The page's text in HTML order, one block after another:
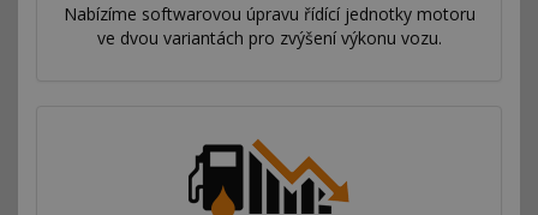
Nabízíme softwarovou úpravu řídící jednotky motoru
ve dvou variantách pro zvýšení výkonu vozu.